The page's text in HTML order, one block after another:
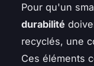
Pour qu'un
durabilité
recyclés, une
Ces éléments